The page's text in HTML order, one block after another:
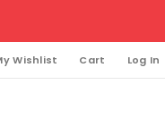
Wishlist Cart Log In